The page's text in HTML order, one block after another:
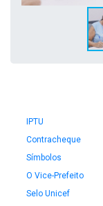
IPTU
Contracheque
Símbolos
O Vice-Prefeito
Selo Unicef